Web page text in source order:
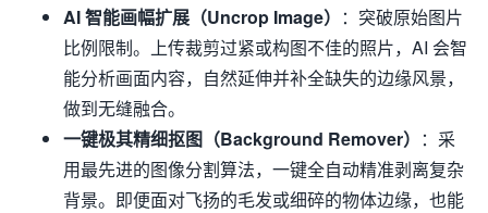
AI 智能画幅扩展（Uncrop Image） ：突破原始图片
比例限制。上传裁剪过紧或构图不佳的照片，AI 会智
能分析画面内容，自然延伸并补全缺失的边缘风景，
做到无缝融合。
一键极其精细抠图（Background Remover） ：采
用最先进的图像分割算法，一键全自动精准剥离复杂
背景。即便面对飞扬的毛发或细碎的物体边缘，也能